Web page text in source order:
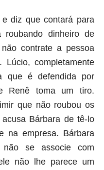
diz que contará para
roubando dinheiro de
contrate a pessoa
Lúcio, completamente
que é defendida por
Renê toma um tiro.
que não roubou os
Bárbara de tê-lo
na empresa. Bárbara
não se associe com
não lhe parece um